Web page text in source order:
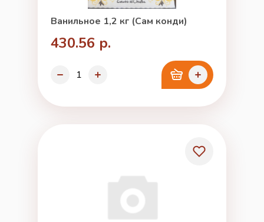
Ванильное 1,2 кг (Сам конди)
430.56 р.